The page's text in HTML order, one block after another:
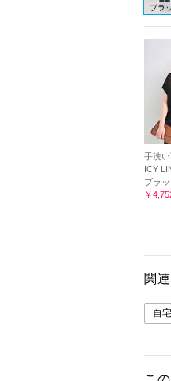
ブラ
手洗
ICY
ブラッ
￥
関
自